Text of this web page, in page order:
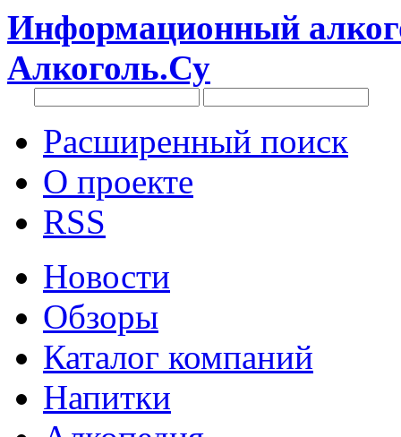
Информационный
Алкоголь.Су
Расширенный поиск
О проекте
RSS
Новости
Обзоры
Каталог компаний
Напитки